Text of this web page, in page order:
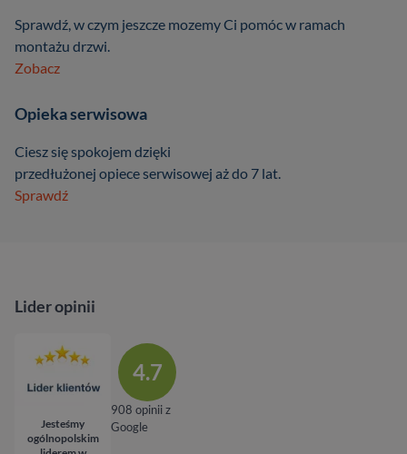
Sprawdź, w czym jeszcze mozemy Ci pomóc w ramach
montażu drzwi.
Zobacz
Opieka serwisowa
Ciesz się spokojem dzięki
przedłużonej opiece serwisowej aż do 7 lat.
Sprawdź
Lider opinii
Jesteśmy
ogólnopolskim
4.7
908 opinii z
Google